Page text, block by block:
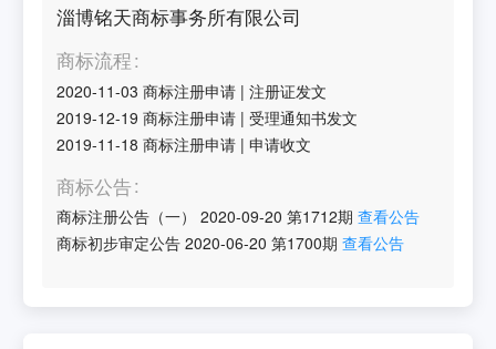
淄博铭天商标事务所有限公司
商标流程
2020-11-03 商标注册申请 |注册证发文
2019-12-19 商标注册申请 |受理通知书发文
2019-11-18 商标注册申请 |申请收文
商标公告
商标注册公告（一） 2020-09-20 第1712期 查看公告
商标初步审定公告 2020-06-20 第1700期 查看公告